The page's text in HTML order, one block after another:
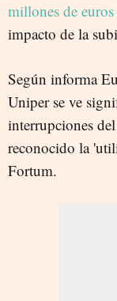
millones de euros
impacto de la
Según informa
Uniper se ve
interrupciones
reconocido la
Fortum.